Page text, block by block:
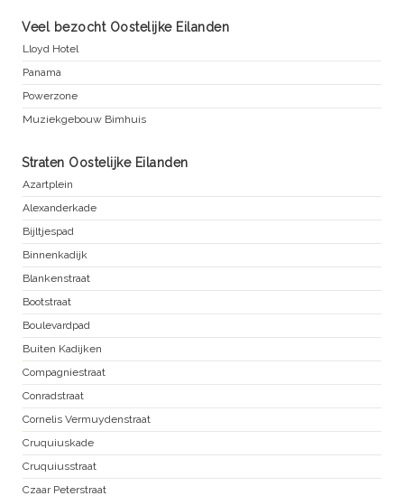
Veel bezocht Oostelijke Eilanden
Lloyd Hotel
Panama
Powerzone
Muziekgebouw Bimhuis
Straten Oostelijke Eilanden
Azartplein
Alexanderkade
Bijltjespad
Binnenkadijk
Blankenstraat
Bootstraat
Boulevardpad
Buiten Kadijken
Compagniestraat
Conradstraat
Cornelis Vermuydenstraat
Cruquiuskade
Cruquiusstraat
Czaar Peterstraat